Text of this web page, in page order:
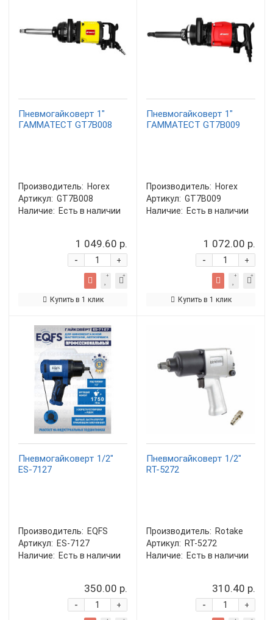
Пневмогайковерт 1"
ГАММАТЕСТ GT7B008
Производитель: Horex
Артикул: GT7B008
Наличие: Есть в наличии
1 049.60 р.
+
-
Купить в 1 клик
Пневмогайковерт 1"
ГАММАТЕСТ GT7B009
Производитель: Horex
Артикул: GT7B009
Наличие: Есть в наличии
1 072.00 р.
+
-
Купить в 1 клик
Пневмогайковерт 1/2"
ES-7127
Производитель: EQFS
Артикул: ES-7127
Наличие: Есть в наличии
350.00 р.
+
-
Пневмогайковерт 1/2"
RT-5272
Производитель: Rotake
Артикул: RT-5272
Наличие: Есть в наличии
310.40 р.
+
-